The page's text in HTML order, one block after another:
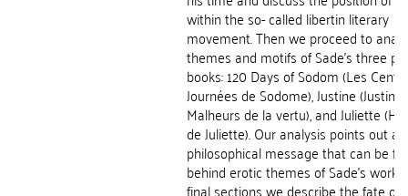
within the so- called libertin literary
movement. Then we proceed to
themes and motifs of Sade's three
books: 120 Days of Sodom (Les Cent
Journées de Sodome), Justine
Malheurs de la vertu), and Juliette
de Juliette). Our analysis points out a
philosophical message that can be
behind erotic themes of Sade's work.
final sections we describe the fate of